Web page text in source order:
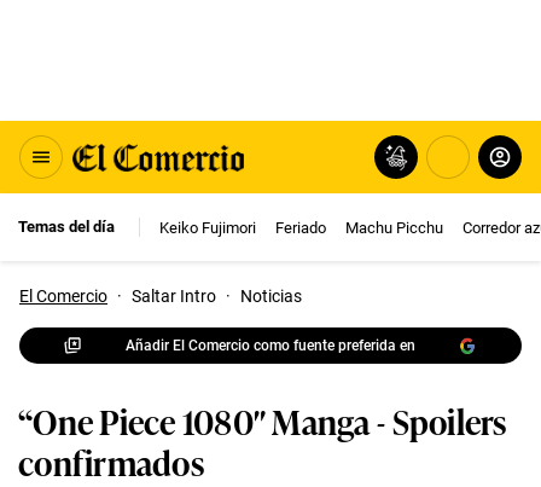
Temas del día Keiko Fujimori Feriado Machu Picchu Corredor
El Comercio · Saltar Intro · Noticias
Añadir El Comercio como fuente preferida en
“One Piece 1080″ Manga - Spoilers
confirmados